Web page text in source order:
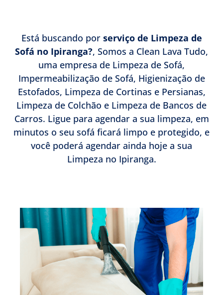
Está buscando por serviço de Limpeza de
Sofá no Ipiranga?, Somos a Clean Lava Tudo,
uma empresa de Limpeza de Sofá,
Impermeabilização de Sofá, Higienização de
Estofados, Limpeza de Cortinas e Persianas,
Limpeza de Colchão e Limpeza de Bancos de
Carros. Ligue para agendar a sua limpeza, em
minutos o seu sofá ficará limpo e protegido, e
você poderá agendar ainda hoje a sua
Limpeza no Ipiranga.